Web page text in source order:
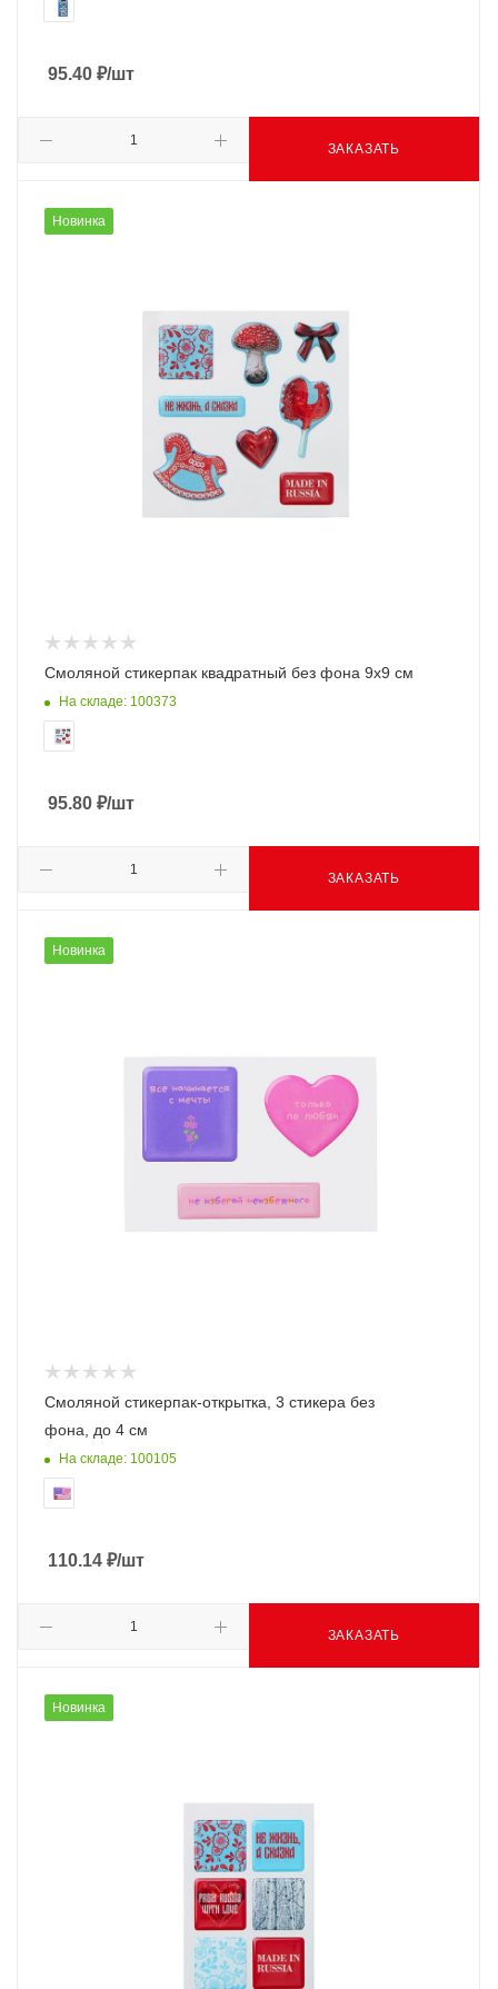
95.40 ₽/шт
ЗАКАЗАТЬ
Новинка
Смоляной стикерпак квадратный без фона 9х9 см
На складе: 100373
95.80 ₽/шт
ЗАКАЗАТЬ
Новинка
Смоляной стикерпак-открытка, 3 стикера без
фона, до 4 см
На складе: 100105
110.14 ₽/шт
ЗАКАЗАТЬ
Новинка